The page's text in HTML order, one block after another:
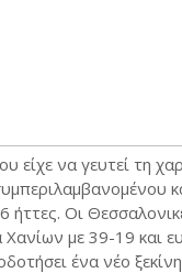
είχε να γευτεί τη
ήττες. Οι
με 39-19 και
ένα νέο